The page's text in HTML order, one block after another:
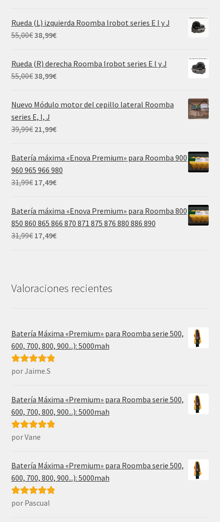
original
era:
69,99€.
actual
Rueda (L) izquierda Roomba Irobot series E I y J
55,00€ El
original
era:
55,00€.
38,99€El
actual
Rueda (R) derecha Roomba Irobot series E I y J
55,00€ El
original
era:
55,00€.
38,99€El
Nuevo Módulo motor del cepillo lateral Roomba
series E, I, J
39,99€ El
original
era:
21,99€El
actual
es:
Batería máxima «Enova Premium» para Roomba 900
960 965 966 980
31,99€ El
original
era:
17,49€El
actual
es:
Batería máxima «Enova Premium» para Roomba 800
850 860 865 866 870 871 875 876 880 886 890
31,99€ El
31,99€.
17,49€El
Valoraciones recientes
Batería Máxima «Premium» para Roomba serie 500,
600, 700, 800, 900...): 5000mah
Valorado con
por Jaime.S
Batería Máxima «Premium» para Roomba serie 500,
600, 700, 800, 900...): 5000mah
Valorado con
por Vane
Batería Máxima «Premium» para Roomba serie 500,
600, 700, 800, 900...): 5000mah
Valorado con
por Pascual